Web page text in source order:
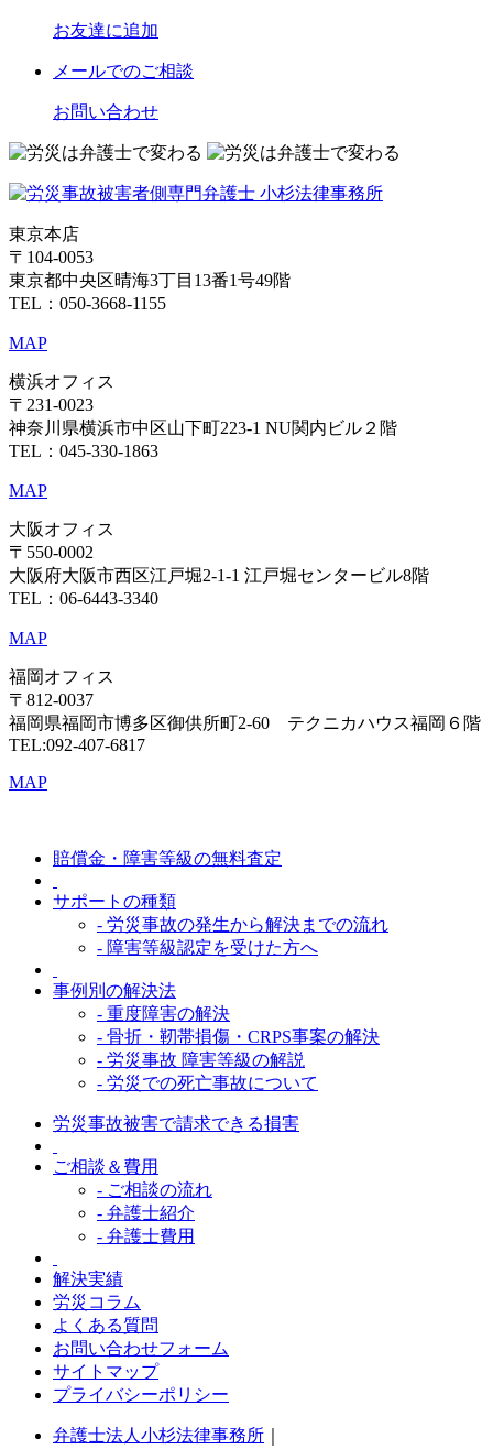
お友達に追加
メールでのご相談
お問い合わせ
東京本店
〒104-0053
東京都中央区晴海3丁目13番1号49階
TEL：050-3668-1155
MAP
横浜オフィス
〒231-0023
神奈川県横浜市中区山下町223-1 NU関内ビル２階
TEL：045-330-1863
MAP
大阪オフィス
〒550-0002
大阪府大阪市西区江戸堀2-1-1 江戸堀センタービル8階
TEL：06-6443-3340
MAP
福岡オフィス
〒812-0037
福岡県福岡市博多区御供所町2-60 テクニカハウス福岡６階
TEL:092-407-6817
MAP
賠償金・障害等級の無料査定
サポートの種類
- 労災事故の発生から解決までの流れ
- 障害等級認定を受けた方へ
事例別の解決法
- 重度障害の解決
- 骨折・靭帯損傷・CRPS事案の解決
- 労災事故 障害等級の解説
- 労災での死亡事故について
労災事故被害で請求できる損害
ご相談＆費用
- ご相談の流れ
- 弁護士紹介
- 弁護士費用
解決実績
労災コラム
よくある質問
お問い合わせフォーム
サイトマップ
プライバシーポリシー
弁護士法人小杉法律事務所